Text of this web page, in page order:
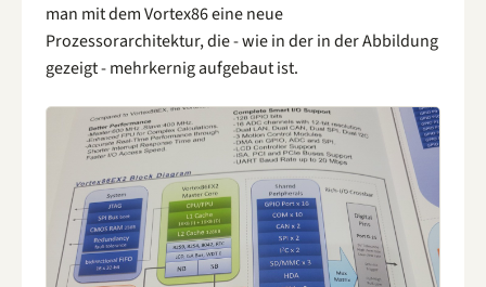
man mit dem Vortex86 eine neue
Prozessorarchitektur, die - wie in der in der Abbildung
gezeigt - mehrkernig aufgebaut ist.